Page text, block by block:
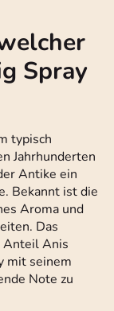
Spray
typisch
Jahrhunderten
Antike ein
Bekannt ist die
Aroma und
Das
Anteil Anis
mit seinem
Note zu